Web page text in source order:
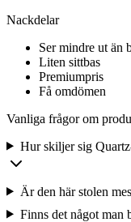
Nackdelar
Ser mindre ut än
Liten sittbas
Premiumpris
Få omdömen
Vanliga frågor om
Hur skiljer sig
Är den här stolen
Finns det något man